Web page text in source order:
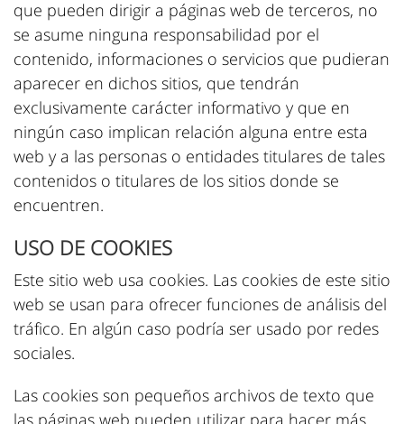
que pueden dirigir a páginas web de terceros, no
se asume ninguna responsabilidad por el
contenido, informaciones o servicios que pudieran
aparecer en dichos sitios, que tendrán
exclusivamente carácter informativo y que en
ningún caso implican relación alguna entre esta
web y a las personas o entidades titulares de tales
contenidos o titulares de los sitios donde se
encuentren.
USO DE COOKIES
Este sitio web usa cookies. Las cookies de este sitio
web se usan para ofrecer funciones de análisis del
tráfico. En algún caso podría ser usado por redes
sociales.
Las cookies son pequeños archivos de texto que
las páginas web pueden utilizar para hacer más